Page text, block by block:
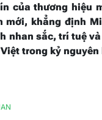
của thương hiệu
mới, khẳng định
nhan sắc, trí tuệ
trong kỷ